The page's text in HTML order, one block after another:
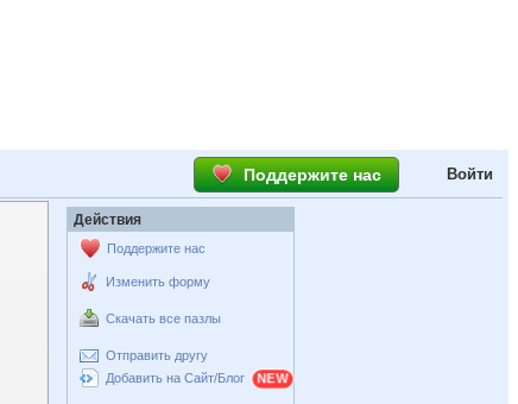
Поддержите нас Войти
Действия
Поддержите нас
Изменить форму
Скачать все пазлы
Отправить другу
Добавить на Сайт/Блог